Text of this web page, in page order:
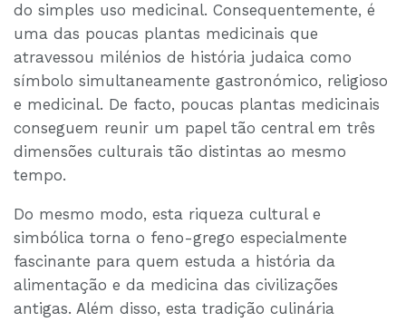
do simples uso medicinal. Consequentemente, é
uma das poucas plantas medicinais que
atravessou milénios de história judaica como
símbolo simultaneamente gastronómico, religioso
e medicinal. De facto, poucas plantas medicinais
conseguem reunir um papel tão central em três
dimensões culturais tão distintas ao mesmo
tempo.
Do mesmo modo, esta riqueza cultural e
simbólica torna o feno-grego especialmente
fascinante para quem estuda a história da
alimentação e da medicina das civilizações
antigas. Além disso, esta tradição culinária